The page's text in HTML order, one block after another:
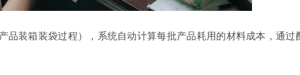
品装箱装袋过程），系统自动计算每批产品耗用的材料成本，通过